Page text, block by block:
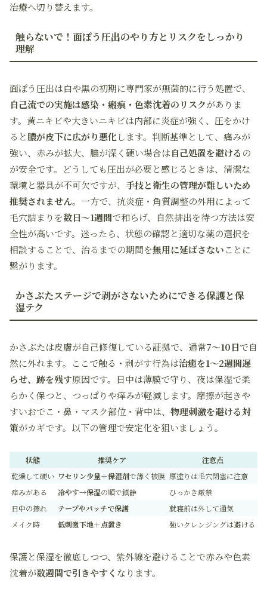
治療へ切り替えます。
触らないで！面ぽう圧出のやり方とリスクをしっかり
理解
面ぽう圧出は白や黒の初期に専門家が無菌的に行う処置で、
自己流での実施は感染・瘢痕・色素沈着のリスクがありま
す。黄ニキビや大きいニキビは内部に炎症が強く、圧をかけ
ると膿が皮下に広がり悪化します。判断基準として、痛みが
強い、赤みが拡大、膿が深く硬い場合は自己処置を避ける の
が安全です。どうしても圧出が必要と感じるときは、清潔な
環境と器具が不可欠ですが、 手技と衛生の管理が難しいため
推奨されません。一方で、抗炎症・角質調整の外用によって
毛穴詰まりを数日〜1週間で和らげ、自然排出を待つ方法は安
全性が高いです。迷ったら、状態の確認と適切な薬の選択を
相談することで、治るまでの期間を無用に延ばさないことに
繋がります。
かさぶたステージで剥がさないためにできる保護と保
湿テク
かさぶたは皮膚が自己修復している証拠で、通常7〜10日で自
然に外れます。ここで触る・剥がす行為は治癒を1〜2週間遅
らせ、跡を残す原因です。日中は薄膜で守り、夜は保湿で柔
らかく保つと、つっぱりや痒みが軽減します。摩擦が起きや
すいおでこ・鼻・マスク部位・背中は、 物理刺激を避ける対
策がカギです。以下の管理で安定化を狙いましょう。
状態 推奨ケア
注意点
乾燥して硬い ワセリン少量＋保湿剤で薄く被膜 厚塗りは毛穴閉塞に注意
痒みがある
冷やす→保湿の順で鎮静
ひっかき厳禁
日中の擦れ
テープやパッチで保護
就寝前は外して通気
メイク時
低刺激下地＋点置き 強いクレンジングは避ける
保護と保湿を徹底しつつ、紫外線を避けることで赤みや色素
沈着が数週間で引きやすく なります。